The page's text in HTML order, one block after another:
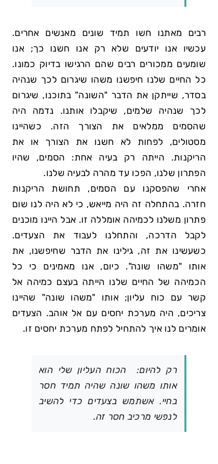
רבים מאתנו חשו תמיד שונים מאנשים אחרים.
עכשיו אנו יודעים שלא רק אנו חשנו כך; אנו
שומעים ממכורים רבים שהם הרגישו בדיוק כמונו.
כל החיים שלנו חיפשנו משהו שיגרום לכך שנהיה
בסדר, שייתקן את הדבר
השונה
בתוכנו, שיגרום
לכך שנהיה שלמים, שיקבלו אותנו. נדמה היה
שהסמים ממלאים את הצורך הזה. כשהיינו
מסטולים, לפחות לא חשנו את הצורך או את
הריקנות. הייתה רק בעיה אחת: הסמים, שהיו
הפתרון שלנו, הפכו עד מהרה לבעיה שלנו.
אחרי שהפסקנו עם הסמים, תחושת הריקנות
חזרה. בהתחלה זה היה מייאש, כי לא היה לנו שום
פתרון משלנו לכמיהה אומללה זו. אבל היינו מוכנים
לקבל הדרכה, והתחלנו לעבוד את הצעדים.
כשעשינו את זה, גילינו את הדבר שחיפשנו, את
אותו
משהו שונה . כיום, אנו מאמינים כי כל
הכמיהה של החיים שלנו הייתה בעצם כמיהה אל
קשר עם כוח עליון; אותו
משהו שונה
שהיינו
צריכים, היה מערכת יחסים עם אל אוהב. הצעדים
אומרים לנו איך להתחיל לפתח מערכת יחסים זו.
רק להיום: הכוח העליון שלי הוא
אותו משהו שונה שהיה תמיד חסר
בחיי. אשתמש בצעדים כדי להשיב
לנפשי מרכיב חסר זה.